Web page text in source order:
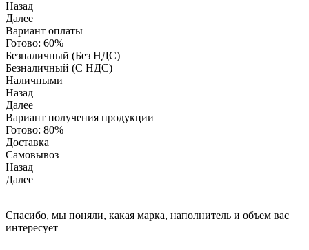
Назад
Далее
Вариант оплаты
Готово: 60%
Безналичный (Без НДС)
Безналичный (С НДС)
Наличными
Назад
Далее
Вариант получения продукции
Готово: 80%
Доставка
Самовывоз
Назад
Далее
Спасибо, мы поняли, какая марка, наполнитель и объем вас
интересует